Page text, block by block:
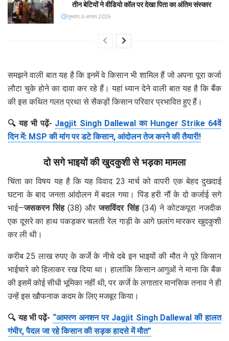
तीन बेटियों ने वीडियो कॉल पर देखा पिता का अंतिम संस्कार
गुरूवार, 6 अगस्त 2026
समझने वाली बात यह है कि इनमें वे किसान भी शामिल हैं जो अपना पूरा कर्जा
लौटा चुके होने का दावा कर रहे हैं। यहां ध्यान देने वाली बात यह है कि बैंक
की इस कथित गलत प्रथा से सैकड़ों किसान परिवार प्रभावित हुए हैं।
🔍 यह भी पढ़ें- Jagjit Singh Dallewal का Hunger Strike 64वें
दिन में: MSP की मांग पर डटे किसान, आंदोलन तेज करने की तैयारी!
दो सगे भाइयों की खुदकुशी से भड़का मामला
चिंता का विषय यह है कि यह विवाद 23 मार्च को वापरी एक बेहद दुखदाई
घटना के बाद जनता आंदोलन में बदल गया। पिंड हरी नौं के दो कर्जाई सगे
भाई—जसकरन सिंह(38) औरजसविंदर सिंह(34) ने कोटकपूरा नजदीक
एक दूसरे का हाथ पकड़कर चलती रेल गाड़ी के आगे छलांग मारकर खुदकुशी
कर ली थी।
करीब 25 लाख रुपए के कर्जे के नीचे दबे इन भाइयों की मौत ने पूरे किसान
भाईचारे को हिलाकर रख दिया था। हालांकि किसान आगुओं ने माना कि बैंक
की इसमें कोई सीधी भूमिका नहीं थी, पर कर्जे के लगातार मानसिक तनाव ने ही
उन्हें इस खौफनाक कदम के लिए मजबूर किया।
🔍 यह भी पढ़ें- “आमरण अनशन पर Jagjit Singh Dallewal की हालत
गंभीर, पैदल जा रहे किसान की सड़क हादसे में मौत”